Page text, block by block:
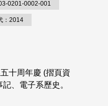
0201-0002-001
：2014
十周年慶 (摺頁資
、電子系歷史。